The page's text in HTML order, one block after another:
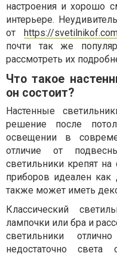
настроения и хорошо
интерьере.
от https://
почти так же
рассмотреть их
Что такое
он состоит?
Настенные
решение после
освещении в
отличие от
светильники крепят
приборов идеален как
также может иметь
Классический
лампочки или бра и
светильники
недостаточно